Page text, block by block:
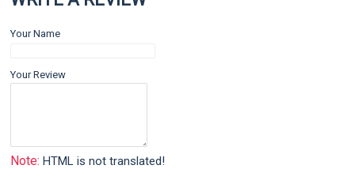
Your Name
Your Review
Note: HTML is not translated!